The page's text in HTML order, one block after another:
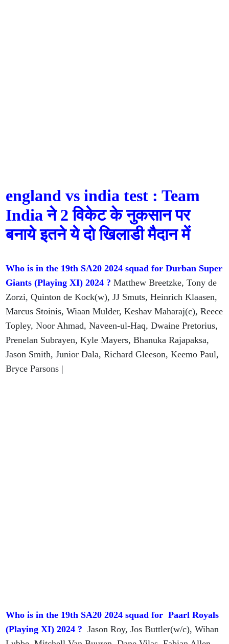
england vs india test : Team
India ने 2 विकेट के नुकसान पर
बनाये इतने ये दो खिलाडी मैदान में
Who is in the 19th SA20 2024 squad for Durban Super
Giants (Playing XI) 2024 ? Matthew Breetzke, Tony de
Zorzi, Quinton de Kock(w), JJ Smuts, Heinrich Klaasen,
Marcus Stoinis, Wiaan Mulder, Keshav Maharaj(c), Reece
Topley, Noor Ahmad, Naveen-ul-Haq, Dwaine Pretorius,
Prenelan Subrayen, Kyle Mayers, Bhanuka Rajapaksa,
Jason Smith, Junior Dala, Richard Gleeson, Keemo Paul,
Bryce Parsons |
Who is in the 19th SA20 2024 squad for Paarl Royals
(Playing XI) 2024 ? Jason Roy, Jos Buttler(w/c), Wihan